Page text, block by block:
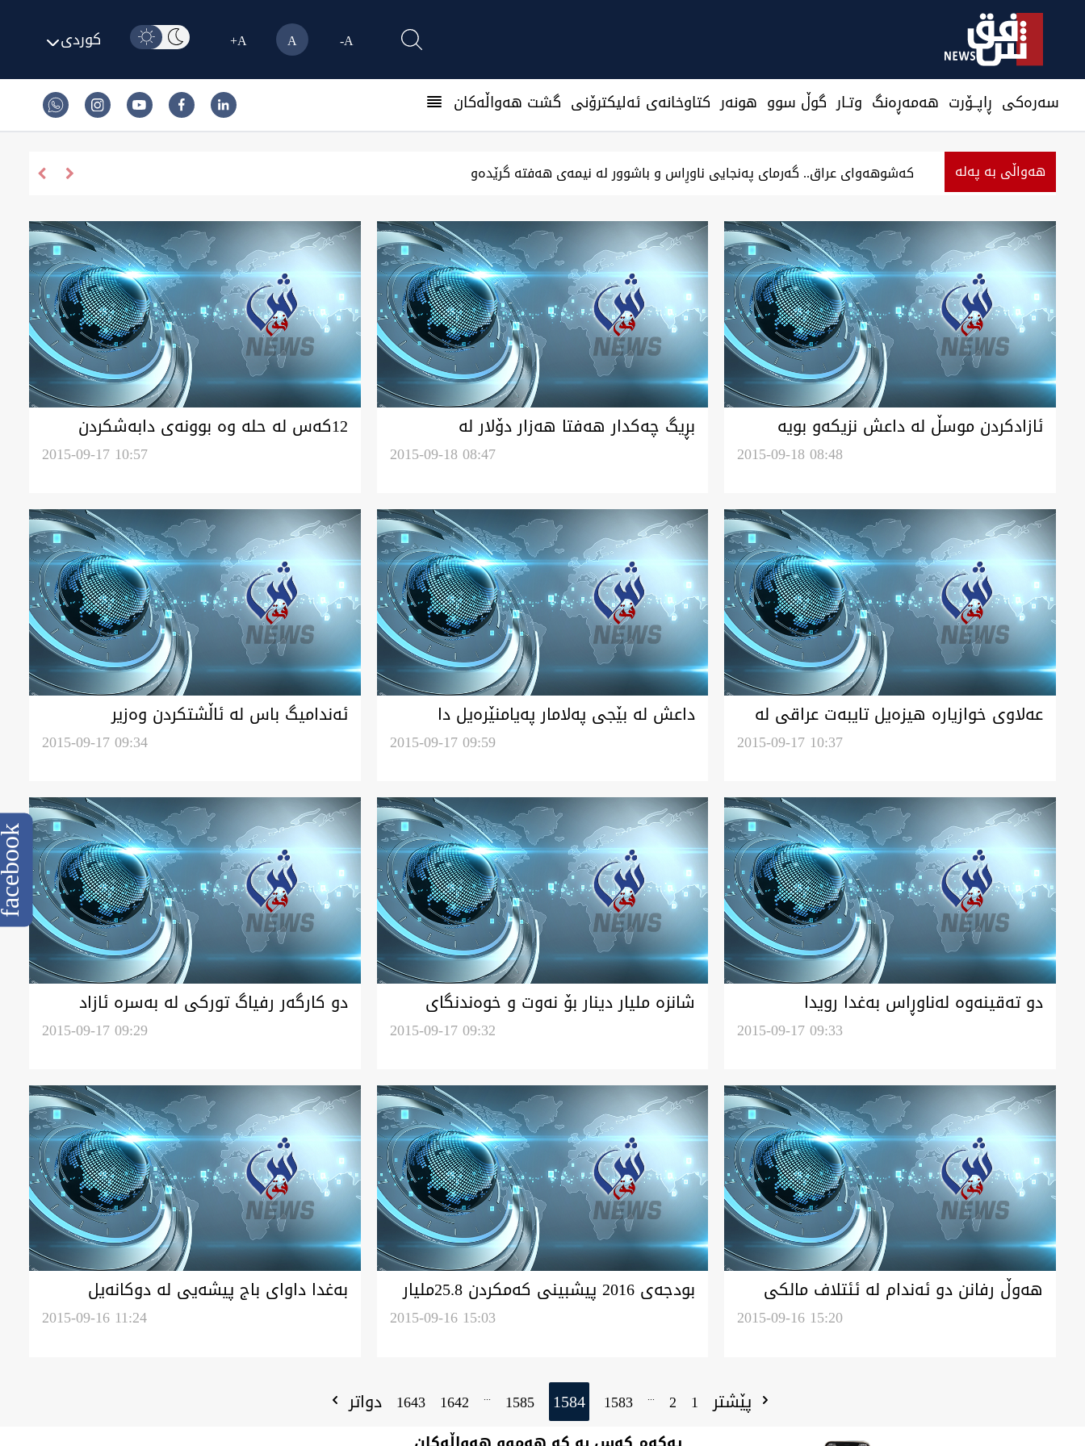
A-
A
A+ کوردی
سەرەکی ڕاپــۆرت هه‌مه‌ڕه‌نگ وتـار گوڵ سوو هونه‌ر كتاوخانه‌ی ئه‌ليكترۆنی گشت هەواڵەکان
هەواڵی بە پەلە
بەسیان بۆرسەیل بەغداد و هەولێر کەشوهەوای عراق.. گەرمای
ئازادكردن موسڵ له‌ داعش نزيكه‌و بويه‌
2015-09-18 08:48
بڕيگ چه‌كدار هه‌فتا هه‌زار دۆلار له‌
نويسينگه‌يگ پويل ئاڵشتكردن له‌ كه‌ركووك
2015-09-18 08:47
12كه‌س له‌ حله‌ وه‌ بوونه‌ى دابه‌شكردن
گه‌نم بووكردگه‌و ده‌سگير كريان2015-09-17 10:57
عه‌لاوى خوازياره‌ هيزه‌يل تايبه‌ت عراقى له‌
ئوردن و مسر وئيمارات مه‌شق بدريه‌ن
2015-09-17 10:37
داعش له‌ بێجى په‌لامار په‌يامنێره‌يل دا
2015-09-17 09:59
ئه‌نداميگ باس له‌ ئاڵشتكردن وه‌زير
2015-09-17 09:34
دو ته‌قينه‌وه‌ له‌ناوڕاس به‌غدا رويدا
2015-09-17 09:33
شانزه‌ مليار دينار بۆ نه‌وت و خوه‌ندنگاى
2015-09-17 09:32
دو كارگه‌ر رفياگ توركى له‌ به‌سره‌ ئازاد
2015-09-17 09:29
هه‌وڵ رفانن دو ئه‌ندام له‌ ئئتلاف مالكى
2015-09-16 15:20
بودجه‌ى 2016 پيشبينى كه‌مكردن 25.8مليار
2015-09-16 15:03
به‌غدا داواى باج پيشه‌يى له‌ دوكانه‌يل
2015-09-16 11:24
پێشتر 1
2
...
1583
1584
1585
...
1642
1643 دواتر